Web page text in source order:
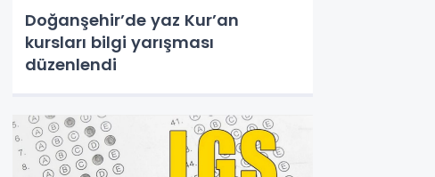
Doğanşehir’de yaz Kur’an
kursları bilgi yarışması
düzenlendi